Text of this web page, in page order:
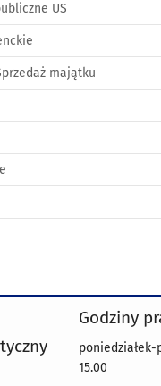
US
majątku
Godziny
15.00